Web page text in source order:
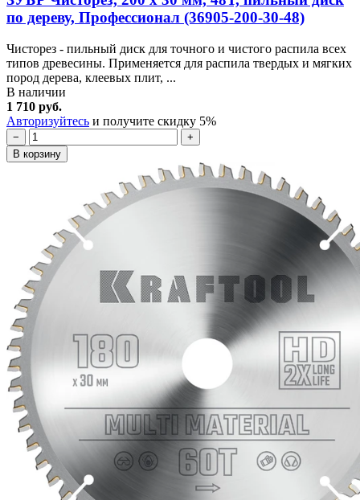
по дереву, Профессионал (36905-200-30-48)
Чисторез - пильный диск для точного и чистого распила всех
типов древесины. Применяется для распила твердых и мягких
пород дерева, клеевых плит, ...
В наличии
1 710 руб.
Авторизуйтесь и получите скидку 5%
−
+
В корзину